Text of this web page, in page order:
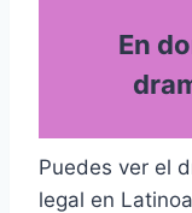
En
Puedes ver el
legal en